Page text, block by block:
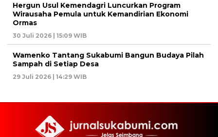
Hergun Usul Kemendagri Luncurkan Program
Wirausaha Pemula untuk Kemandirian Ekonomi
Ormas
30 Juli 2026 | 15:09 WIB
Wamenko Tantang Sukabumi Bangun Budaya Pilah
Sampah di Setiap Desa
29 Juli 2026 | 14:29 WIB